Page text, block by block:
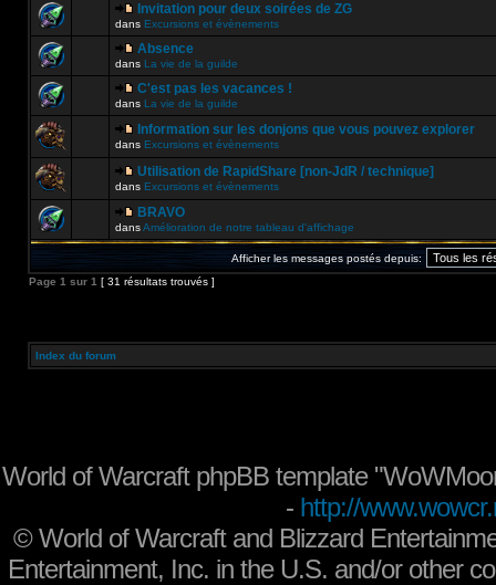
Invitation pour deux soirées de ZG
dans Excursions et évènements
Absence
dans La vie de la guilde
C'est pas les vacances !
dans La vie de la guilde
Information sur les donjons que vous pouvez explorer
dans Excursions et évènements
Utilisation de RapidShare [non-JdR / technique]
dans Excursions et évènements
BRAVO
dansAmélioration de notre tableau d'affichage
Afficher les messages postés depuis:
Page 1 sur 1 [ 31 résultats trouvés ]
Index du forum
World of Warcraft phpBB template
- http://
©World of Warcraft and Blizzard
Entertainment, Inc. in the U.S. and/or other